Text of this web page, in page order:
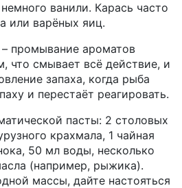
ванили. Карась часто
или варёных яиц.
промывание ароматов
что смывает всё действие, и
запаха, когда рыба
и перестаёт реагировать.
пасты: 2 столовых
крахмала, 1 чайная
50 мл воды, несколько
(например, рыжика).
массы, дайте настояться